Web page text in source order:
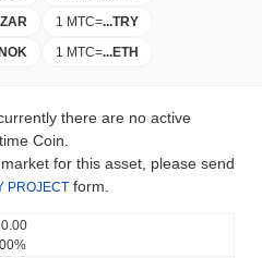
ZAR 1 MTC=...TRY
1 MTC=...ETH
there are no active
Coin.
for this asset, please send
PROJECT form.
0.00